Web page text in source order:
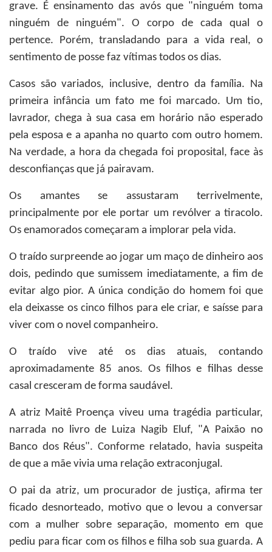
grave. É ensinamento das avós que "ninguém toma
ninguém de ninguém". O corpo de cada qual o
pertence. Porém, transladando para a vida real, o
sentimento de posse faz vítimas todos os dias.
Casos são variados, inclusive, dentro da família. Na
primeira infância um fato me foi marcado. Um tio,
lavrador, chega à sua casa em horário não esperado
pela esposa e a apanha no quarto com outro homem.
Na verdade, a hora da chegada foi proposital, face às
desconfianças que já pairavam.
Os amantes se assustaram terrivelmente,
principalmente por ele portar um revólver a tiracolo.
Os enamorados começaram a implorar pela vida.
O traído surpreende ao jogar um maço de dinheiro aos
dois, pedindo que sumissem imediatamente, a fim de
evitar algo pior. A única condição do homem foi que
ela deixasse os cinco filhos para ele criar, e saísse para
viver com o novel companheiro.
O traído vive até os dias atuais, contando
aproximadamente 85 anos. Os filhos e filhas desse
casal cresceram de forma saudável.
A atriz Maitê Proença viveu uma tragédia particular,
narrada no livro de Luiza Nagib Eluf, "A Paixão no
Banco dos Réus". Conforme relatado, havia suspeita
de que a mãe vivia uma relação extraconjugal.
O pai da atriz, um procurador de justiça, afirma ter
ficado desnorteado, motivo que o levou a conversar
com a mulher sobre separação, momento em que
pediu para ficar com os filhos e filha sob sua guarda. A